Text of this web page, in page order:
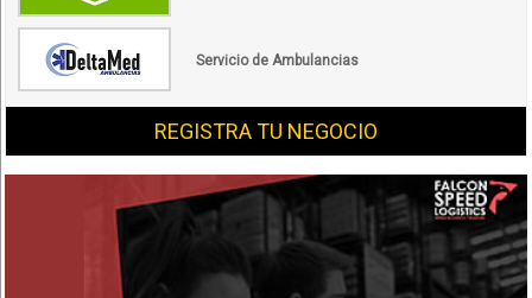
Servicio de Ambulancias
REGISTRA TU NEGOCIO